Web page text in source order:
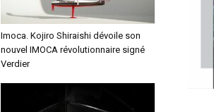
Imoca. Kojiro Shiraishi dévoile son
nouvel IMOCA révolutionnaire signé
Verdier